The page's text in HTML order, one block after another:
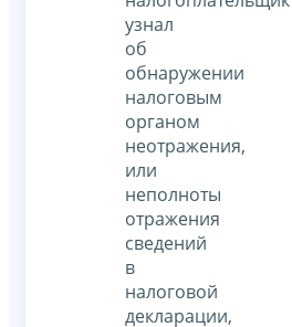
узнал
об
обнаружении
налоговым
органом
неотражения,
или
неполноты
отражения
сведений
в
налоговой
декларации,